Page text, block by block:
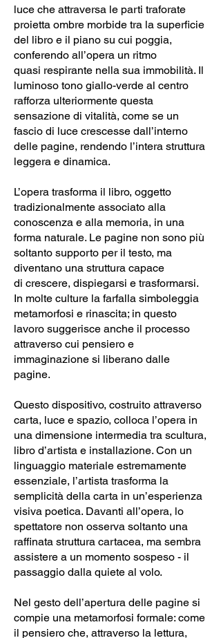
luce che attraversa le parti traforate
proietta ombre morbide tra la superficie
del libro e il piano su cui poggia,
conferendo all’opera un ritmo
quasi respirante nella sua immobilità. Il
luminoso tono giallo-verde al centro
rafforza ulteriormente questa
sensazione di vitalità, come se un
fascio di luce crescesse dall’interno
delle pagine, rendendo l’intera struttura
leggera e dinamica.
L’opera trasforma il libro, oggetto
tradizionalmente associato alla
conoscenza e alla memoria, in una
forma naturale. Le pagine non sono più
soltanto supporto per il testo, ma
diventano una struttura capace
di crescere, dispiegarsi e trasformarsi.
In molte culture la farfalla simboleggia
metamorfosi e rinascita; in questo
lavoro suggerisce anche il processo
attraverso cui pensiero e
immaginazione si liberano dalle
pagine.
Questo dispositivo, costruito attraverso
carta, luce e spazio, colloca l’opera in
una dimensione intermedia tra scultura,
libro d’artista e installazione. Con un
linguaggio materiale estremamente
essenziale, l’artista trasforma la
semplicità della carta in un’esperienza
visiva poetica. Davanti all’opera, lo
spettatore non osserva soltanto una
raffinata struttura cartacea, ma sembra
assistere a un momento sospeso - il
passaggio dalla quiete al volo.
Nel gesto dell’apertura delle pagine si
compie una metamorfosi formale: come
il pensiero che, attraverso la lettura,